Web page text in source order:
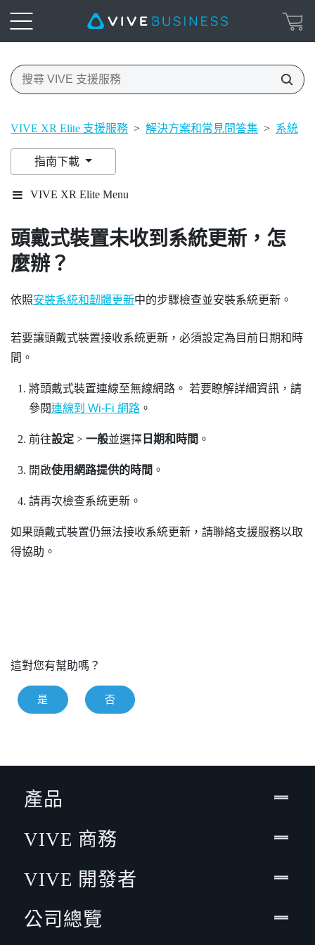
VIVE XR Elite 支援服務 > 解決方案和常見問答集 > 系統 >
指南下載
VIVE XR Elite Menu
頭戴式裝置未收到系統更新，怎
麼辦？
依照安裝系統和韌體更新中的步驟檢查並安裝系統更新。
若要讓頭戴式裝置接收系統更新，必須設定為目前日期和時
間。
將頭戴式裝置連線至無線網路。 若要瞭解詳細資訊，請
參閱連線到 Wi‍-Fi 網路。
前往設定> 一般並選擇日期和時間 。
開啟使用網路提供的時間 。
請再次檢查系統更新。
如果頭戴式裝置仍無法接收系統更新，請聯絡支援服務以取
得協助。
這對您有幫助嗎？
是 否
產品
VIVE 商務
VIVE 開發者
公司總覽